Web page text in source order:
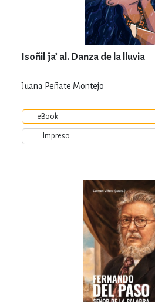
Isoñil ja’ al. Danza de la lluvia
Juana Peñate Montejo
eBook
Impreso